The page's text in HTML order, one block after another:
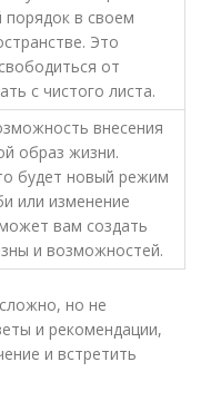
порядок в своем
Это
от
с чистого листа.
внесения
образ жизни.
будет новый режим
или изменение
вам создать
и возможностей.
но не
и рекомендации,
и встретить